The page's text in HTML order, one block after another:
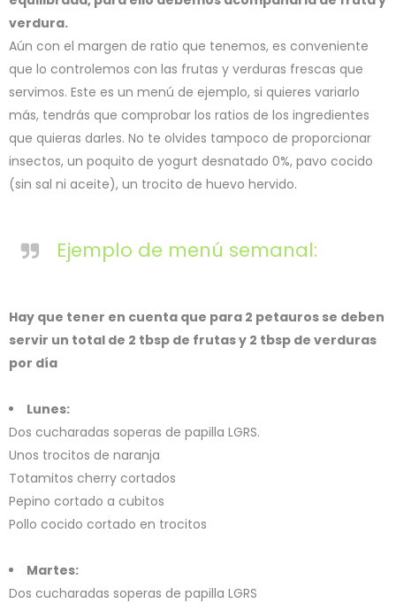
verdura.
Aún con el margen de ratio que tenemos, es conveniente
que lo controlemos con las frutas y verduras frescas que
servimos. Este es un menú de ejemplo, si quieres variarlo
más, tendrás que comprobar los ratios de los ingredientes
que quieras darles. No te olvides tampoco de proporcionar
insectos, un poquito de yogurt desnatado 0%, pavo cocido
(sin sal ni aceite), un trocito de huevo hervido.
Ejemplo de menú semanal:
Hay que tener en cuenta que para 2 petauros se deben
servir un total de 2 tbsp de frutas y 2 tbsp de verduras
por día
Lunes:
Dos cucharadas soperas de papilla LGRS.
Unos trocitos de naranja
Totamitos cherry cortados
Pepino cortado a cubitos
Pollo cocido cortado en trocitos
Martes:
Dos cucharadas soperas de papilla LGRS